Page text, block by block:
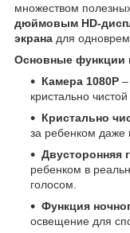
множеством
дюймовым HD-
экрана для
Основные функции
Камера 1080P
кристально чистой
Кристально
за ребенком даже
Двусторонняя
ребенком в
голосом.
Функция
освещение для